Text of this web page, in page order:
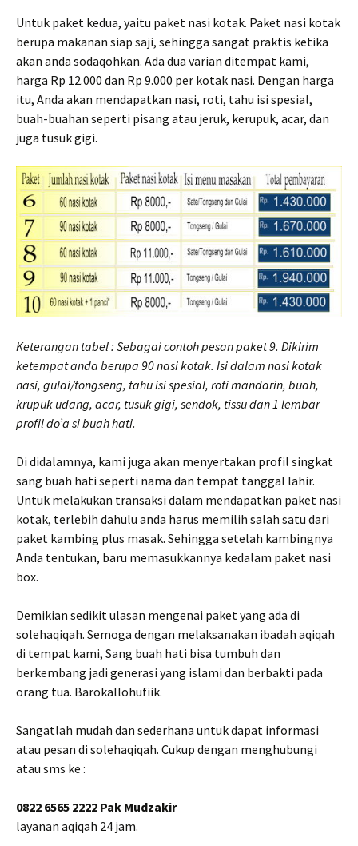
Untuk paket kedua, yaitu paket nasi kotak. Paket nasi kotak
berupa makanan siap saji, sehingga sangat praktis ketika
akan anda sodaqohkan. Ada dua varian ditempat kami,
harga Rp 12.000 dan Rp 9.000 per kotak nasi. Dengan harga
itu, Anda akan mendapatkan nasi, roti, tahu isi spesial,
buah-buahan seperti pisang atau jeruk, kerupuk, acar, dan
juga tusuk gigi.
Keterangan tabel : Sebagai contoh pesan paket 9. Dikirim
ketempat anda berupa 90 nasi kotak. Isi dalam nasi kotak
nasi, gulai/tongseng, tahu isi spesial, roti mandarin, buah,
krupuk udang, acar, tusuk gigi, sendok, tissu dan 1 lembar
profil do’a si buah hati.
Di didalamnya, kami juga akan menyertakan profil singkat
sang buah hati seperti nama dan tempat tanggal lahir.
Untuk melakukan transaksi dalam mendapatkan paket nasi
kotak, terlebih dahulu anda harus memilih salah satu dari
paket kambing plus masak. Sehingga setelah kambingnya
Anda tentukan, baru memasukkannya kedalam paket nasi
box.
Demikian sedikit ulasan mengenai paket yang ada di
solehaqiqah. Semoga dengan melaksanakan ibadah aqiqah
di tempat kami, Sang buah hati bisa tumbuh dan
berkembang jadi generasi yang islami dan berbakti pada
orang tua. Barokallohufiik.
Sangatlah mudah dan sederhana untuk dapat informasi
atau pesan di solehaqiqah. Cukup dengan menghubungi
atau sms ke :
0822 6565 2222 Pak Mudzakir
layanan aqiqah 24 jam.